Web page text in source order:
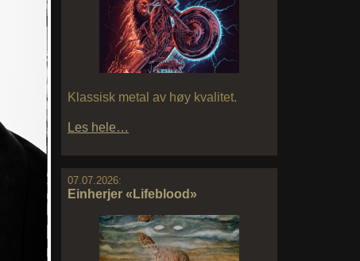
Klassisk metal av høy kvalitet.
Les hele…
07.07.2026:
Einherjer «Lifeblood»